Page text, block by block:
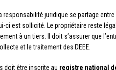
responsabilité juridique se partage entre
ci est sollicité. Le propriétaire reste
à un tiers. Il doit s’assurer que
et le traitement des DEEE.
doit être inscrite au registre national